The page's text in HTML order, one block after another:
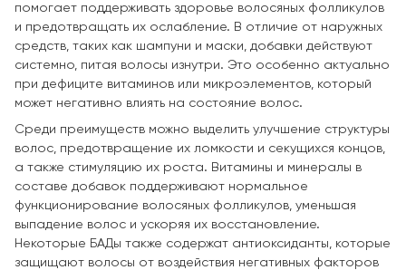
помогает поддерживать здоровье волосяных фолликулов
и предотвращать их ослабление. В отличие от наружных
средств, таких как шампуни и маски, добавки действуют
системно, питая волосы изнутри. Это особенно актуально
при дефиците витаминов или микроэлементов, который
может негативно влиять на состояние волос.
Среди преимуществ можно выделить улучшение структуры
волос, предотвращение их ломкости и секущихся концов,
а также стимуляцию их роста. Витамины и минералы в
составе добавок поддерживают нормальное
функционирование волосяных фолликулов, уменьшая
выпадение волос и ускоряя их восстановление.
Некоторые БАДы также содержат антиоксиданты, которые
защищают волосы от воздействия негативных факторов